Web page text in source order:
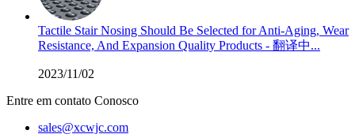
Tactile Stair Nosing Should Be Selected for Anti-Aging, Wear
Resistance, And Expansion Quality Products - 翻译中...
2023/11/02
Entre em contato Conosco
sales@xcwjc.com